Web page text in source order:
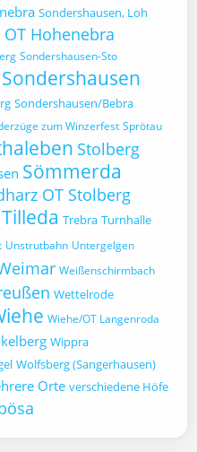
Sondershausen, Loh
Hohenebra
Sondershausen-Sto
Sondershausen
Sondershausen/Bebra
zum Winzerfest Sprötau
Stolberg
Sömmerda
OT Stolberg
Tilleda Trebra Turnhalle
Unstrutbahn Untergelgen
Weißenschirmbach
Wettelrode
Wiehe/OT Langenroda
Wippra
Wolfsberg (Sangerhausen)
Orte verschiedene Höfe